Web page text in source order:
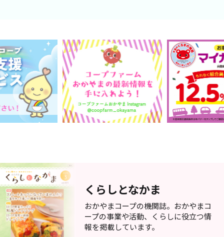
くらしとなかま
おかやまコープの機関誌。おかやまコ
ープの事業や活動、くらしに役立つ情
報を掲載しています。